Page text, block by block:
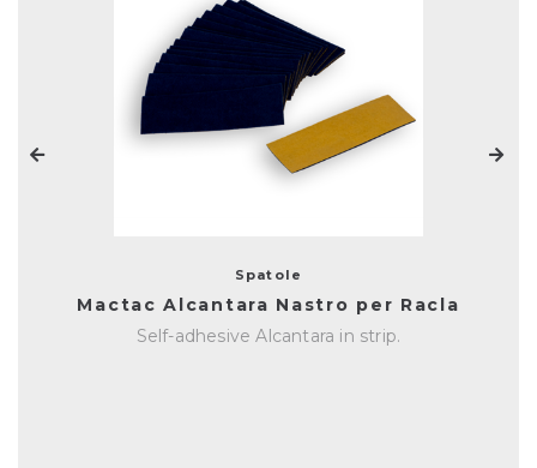
Spatole
Mactac Alcantara Nastro per Racla
Self-adhesive Alcantara in strip.